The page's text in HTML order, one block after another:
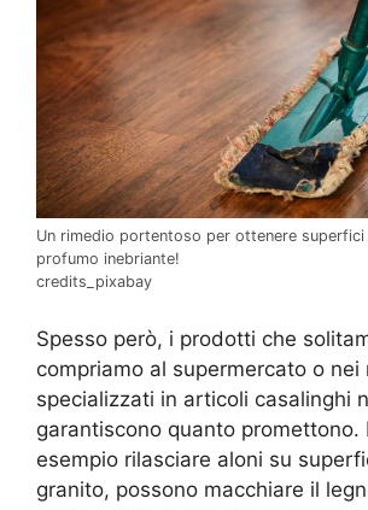
Un rimedio portentoso per ottenere superfici
profumo inebriante!
credits_pixabay
Spesso però, i prodotti che
compriamo al supermercato o nei
specializzati in articoli casalinghi
garantiscono quanto promettono.
esempio rilasciare aloni su
granito, possono macchiare il